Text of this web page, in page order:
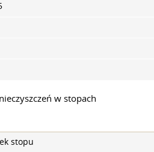
w stopach
stopu